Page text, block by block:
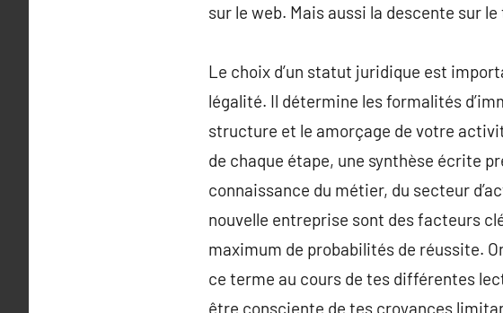
sur le web. Mais aussi la descente sur
Le choix d’un statut juridique est
légalité. Il détermine les formalités
structure et le amorçage de votre
de chaque étape, une synthèse écrite
connaissance du métier, du secteur
nouvelle entreprise sont des facteurs
maximum de probabilités de réussite.
ce terme au cours de tes différentes
être consciente de tes croyances